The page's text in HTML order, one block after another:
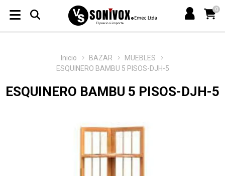
0
Inicio BAZAR
MUEBLES
ESQUINERO BAMBU 5 PISOS-DJH-5
ESQUINERO BAMBU 5 PISOS-DJH-5